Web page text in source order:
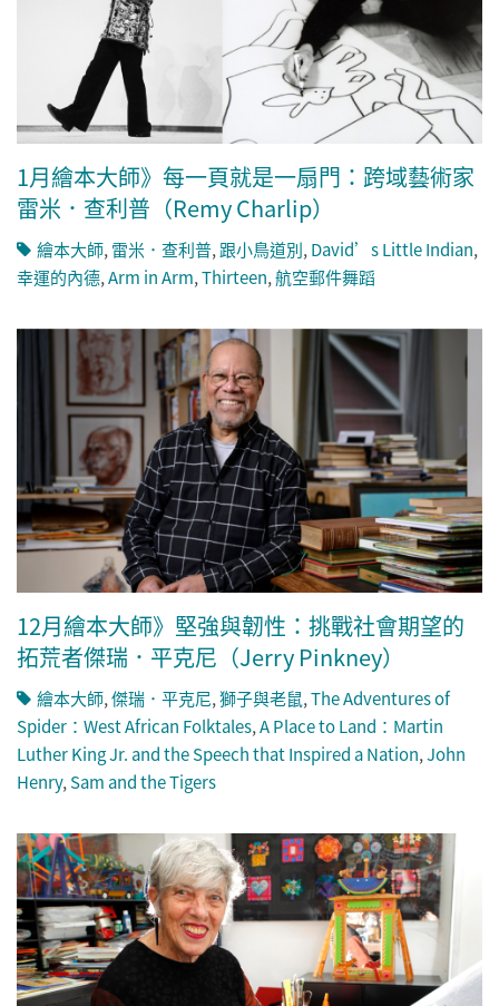
1月繪本大師》每一頁就是一扇門：跨域藝術家
雷米．查利普（Remy Charlip）
繪本大師,雷米．查利普,跟小鳥道別,David’s Little Indian,
幸運的內德,Arm in Arm,Thirteen,航空郵件舞蹈
12月繪本大師》堅強與韌性：挑戰社會期望的
拓荒者傑瑞．平克尼（Jerry Pinkney）
繪本大師,傑瑞．平克尼,獅子與老鼠,The Adventures of
Spider：West African Folktales,A Place to Land：Martin
Luther King Jr. and the Speech that Inspired a Nation,John
Henry, Sam and the Tigers